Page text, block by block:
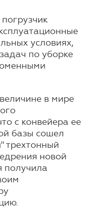
условиях,
по уборке
в мире
с конвейера ее
базы сошел
трехтонный
новой
получила